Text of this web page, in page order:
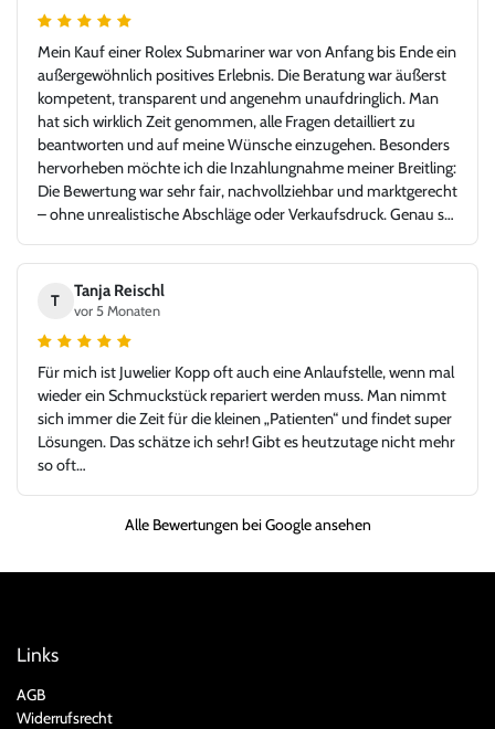
Mein Kauf einer Rolex Submariner war von Anfang bis Ende ein
außergewöhnlich positives Erlebnis. Die Beratung war äußerst
kompetent, transparent und angenehm unaufdringlich. Man
hat sich wirklich Zeit genommen, alle Fragen detailliert zu
beantworten und auf meine Wünsche einzugehen. Besonders
hervorheben möchte ich die Inzahlungnahme meiner Breitling:
Die Bewertung war sehr fair, nachvollziehbar und marktgerecht
– ohne unrealistische Abschläge oder Verkaufsdruck. Genau so
Uhrenhandel vor. Die Rolex Submariner war in top Zustand,
exakt wie beschrieben, inklusive aller Unterlagen. Der gesamte
Ablauf – von der Bewertung über die Abwicklung bis zur
Übergabe – verlief absolut reibungslos und hochprofessionell.
Ich habe mich jederzeit gut aufgehoben gefühlt und würde hier
jederzeit wieder kaufen oder verkaufen. Ein Händler, dem man
vertrauen kann und bei dem Leidenschaft für Uhren und
Fairness gegenüber dem Kunden klar im Vordergrund stehen.
Vielen Dank für dieses großartige Kauferlebnis, und danke an
Herr Kopp!
T
Tanja Reischl
vor 5 Monaten
Für mich ist Juwelier Kopp oft auch eine Anlaufstelle, wenn mal
wieder ein Schmuckstück repariert werden muss. Man nimmt
sich immer die Zeit für die kleinen „Patienten“ und findet super
Lösungen. Das schätze ich sehr! Gibt es heutzutage nicht mehr
so oft…
Alle Bewertungen bei Google ansehen
Links
AGB
Widerrufsrecht